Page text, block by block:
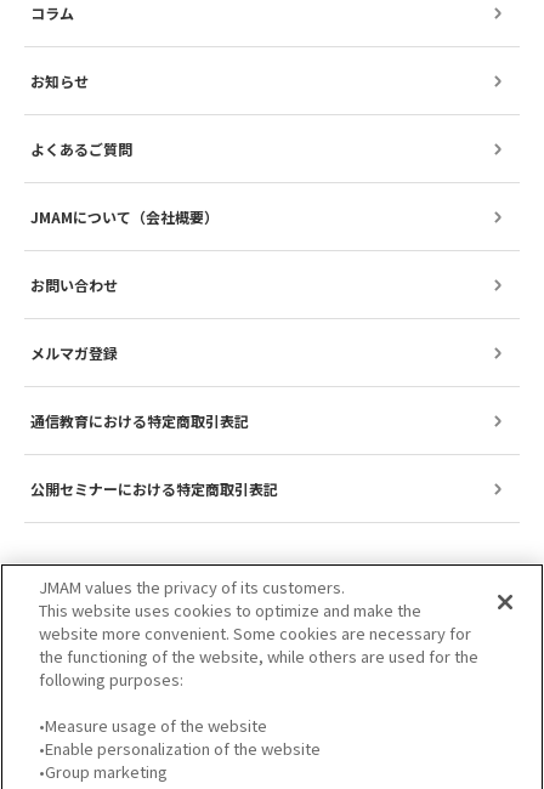
コラム
お知らせ
よくあるご質問
JMAMについて（会社概要）
お問い合わせ
メルマガ登録
通信教育における特定商取引表記
公開セミナーにおける特定商取引表記
サイトのご利用について
JMAM values the privacy of its customers.
This website uses cookies to optimize and make the
website more convenient. Some cookies are necessary for
the functioning of the website, while others are used for the
following purposes:
•Measure usage of the website
•Enable personalization of the website
•Group marketing